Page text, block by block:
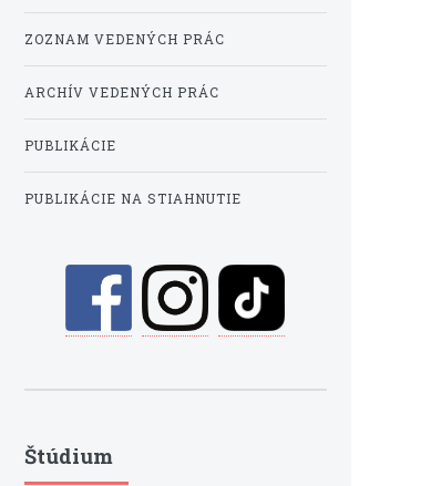
ZOZNAM VEDENÝCH PRÁC
ARCHÍV VEDENÝCH PRÁC
PUBLIKÁCIE
PUBLIKÁCIE NA STIAHNUTIE
Štúdium